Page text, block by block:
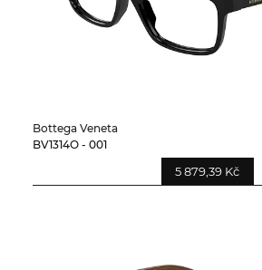
Bottega Veneta
BV1314O - 001
5 879,39 Kč